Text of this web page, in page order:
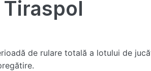
de rulare totală a lotului de